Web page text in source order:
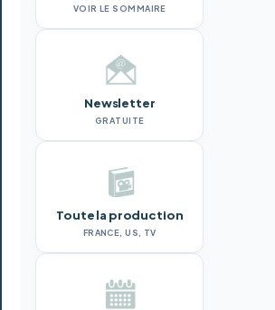
VOIR LE SOMMAIRE
Newsletter
GRATUITE
Toute la production
FRANCE, US, TV